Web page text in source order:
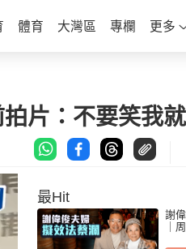
體育 大灣區 專欄 更多
片：不要笑我
最Hit
謝
｜